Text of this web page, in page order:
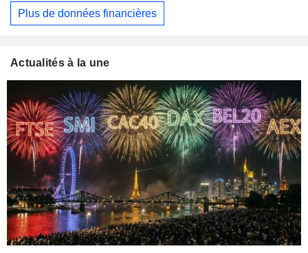
Plus de données financières
Actualités à la une